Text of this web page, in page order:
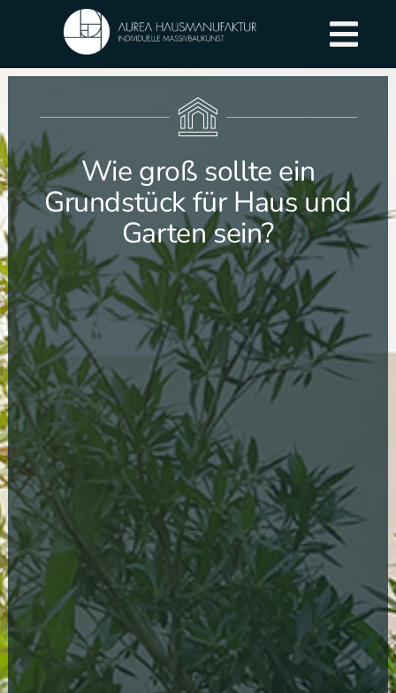
Wie groß sollte ein
Grundstück für Haus und
Garten sein?